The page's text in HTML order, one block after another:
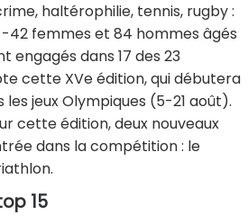
haltérophilie, tennis, rugby :
-42 femmes et 84 hommes âgés
engagés dans 17 des 23
cette XVe édition, qui débutera
jeux Olympiques (5-21 août).
cette édition, deux nouveaux
dans la compétition : le
15